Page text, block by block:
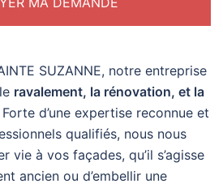
SUZANNE, notre entreprise
ravalement, la rénovation, et la
Forte d’une expertise reconnue et
qualifiés, nous nous
vie à vos façades, qu’il s’agisse
ancien ou d’embellir une